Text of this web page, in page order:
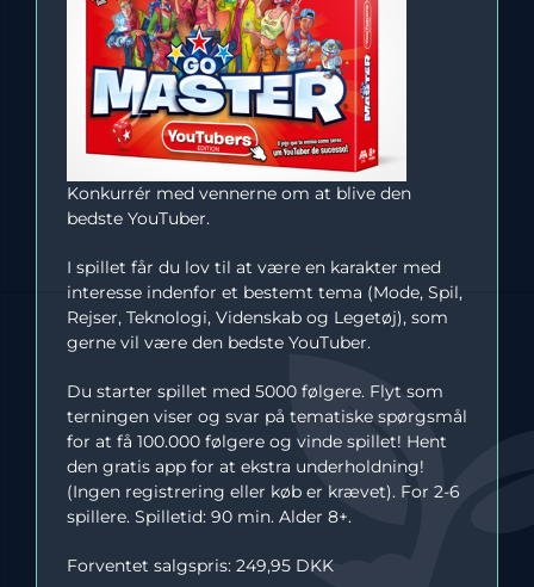
Konkurrér med vennerne om at blive den
bedste YouTuber.
I spillet får du lov til at være en karakter med
interesse indenfor et bestemt tema (Mode, Spil,
Rejser, Teknologi, Videnskab og Legetøj), som
gerne vil være den bedste YouTuber.
Du starter spillet med 5000 følgere. Flyt som
terningen viser og svar på tematiske spørgsmål
for at få 100.000 følgere og vinde spillet! Hent
den gratis app for at ekstra underholdning!
(Ingen registrering eller køb er krævet). For 2-6
spillere. Spilletid: 90 min. Alder 8+.
Forventet salgspris: 249,95 DKK